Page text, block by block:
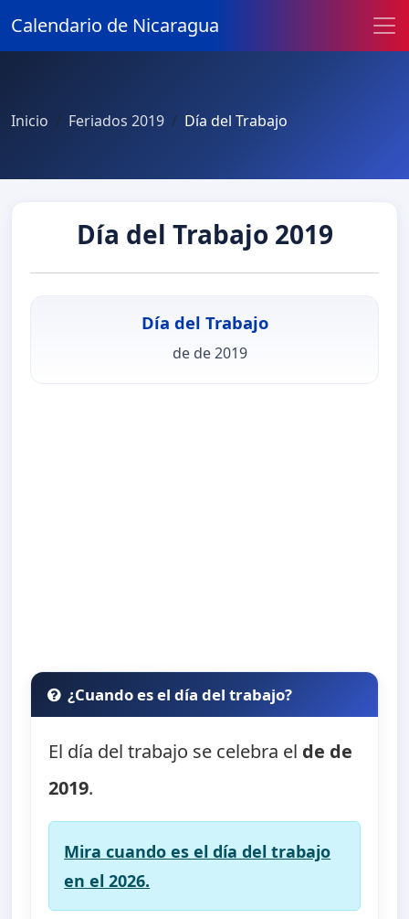
Calendario de Nicaragua
Inicio Feriados 2019 Día del Trabajo
Día del Trabajo 2019
Día del Trabajo
de de 2019
¿Cuando es el día del trabajo?
El día del trabajo se celebra el de de
2019.
Mira cuando es el día del trabajo
en el 2026.